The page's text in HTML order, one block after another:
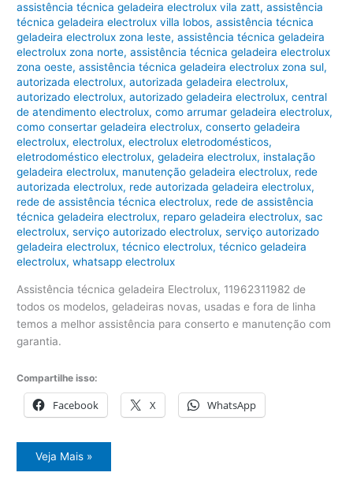
assistência técnica geladeira electrolux vila zatt,assistência
técnica geladeira electrolux villa lobos,assistência técnica
geladeira electrolux zona leste,assistência técnica geladeira
electrolux zona norte,assistência técnica geladeira electrolux
zona oeste,assistência técnica geladeira electrolux zona sul,
autorizada electrolux,autorizada geladeira electrolux,
autorizado electrolux,autorizado geladeira electrolux,central
de atendimento electrolux,como arrumar geladeira electrolux,
como consertar geladeira electrolux,conserto geladeira
electrolux,electrolux,electrolux eletrodomésticos,
eletrodoméstico electrolux,geladeira electrolux, instalação
geladeira electrolux, manutenção geladeira electrolux, rede
autorizada electrolux, rede autorizada geladeira electrolux,
rede de assistência técnica electrolux, rede de assistência
técnica geladeira electrolux, reparo geladeira electrolux,sac
electrolux,serviço autorizado electrolux,serviço autorizado
geladeira electrolux,técnico electrolux,técnico geladeira
electrolux,whatsapp electrolux
Assistência técnica geladeira Electrolux, 11962311982 de
todos os modelos, geladeiras novas, usadas e fora de linha
temos a melhor assistência para conserto e manutenção com
garantia.
Compartilhe isso:
Facebook X WhatsApp
Assistência
técnica
Veja Mais »